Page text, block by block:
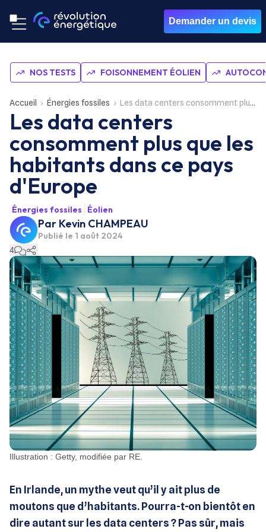
Demander un devis
NOS TESTS FOISONNEMENT ÉOLIEN
Accueil Énergies fossiles Les data centers consomment plus que les habitants dans ce pays d'Europe
Les data centers
consomment plus que les
habitants dans ce pays
d'Europe
Énergies fossiles Éolien
Par Kevin CHAMPEAU
Publié le 1 août 2024
4
Illustration : Getty, modifiée par RE.
En Irlande, un mythe veut qu’il y ait plus de
moutons que d’habitants. Pourra-t-on bientôt en
dire autant sur les data centers ? Pas sûr, mais